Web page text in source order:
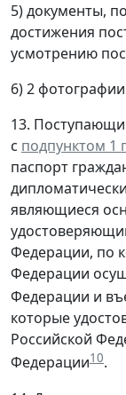
5) документы,
достижения
усмотрению
6) 2
13.
с подпунктом 1
паспорт
являющиеся
Федерации, по
Федерации
Федерации и
которые
Российской
Федерации10.